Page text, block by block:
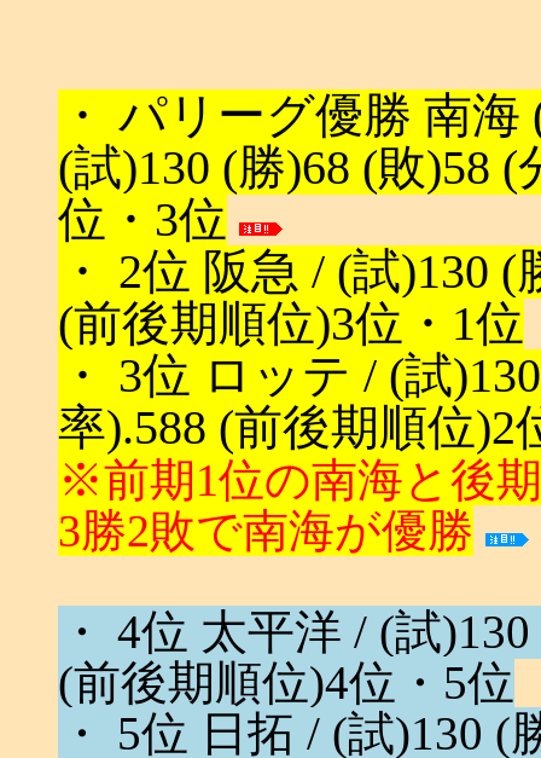
・ パリーグ優勝 南
(試)130 (勝)68 (敗)58
位・3位
・ 2位 阪急 / (試)130
(前後期順位)3位・1位
・ 3位 ロッテ / (試
率).588 (前後期順位)2
※前期1位の南海と後
3勝2敗で南海が優勝
・ 4位 太平洋 / (試
(前後期順位)4位・5位
・ 5位 日拓 / (試)130